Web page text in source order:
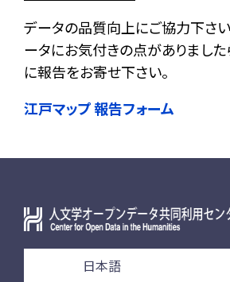
データの品質向上にご協力下さ
ータにお気付きの点がありました
に報告をお寄せ下さい。
江戸マップ 報告フォーム
日本語